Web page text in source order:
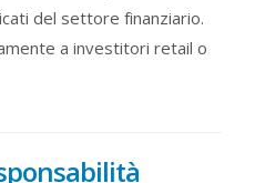
del settore finanziario.
a investitori retail o